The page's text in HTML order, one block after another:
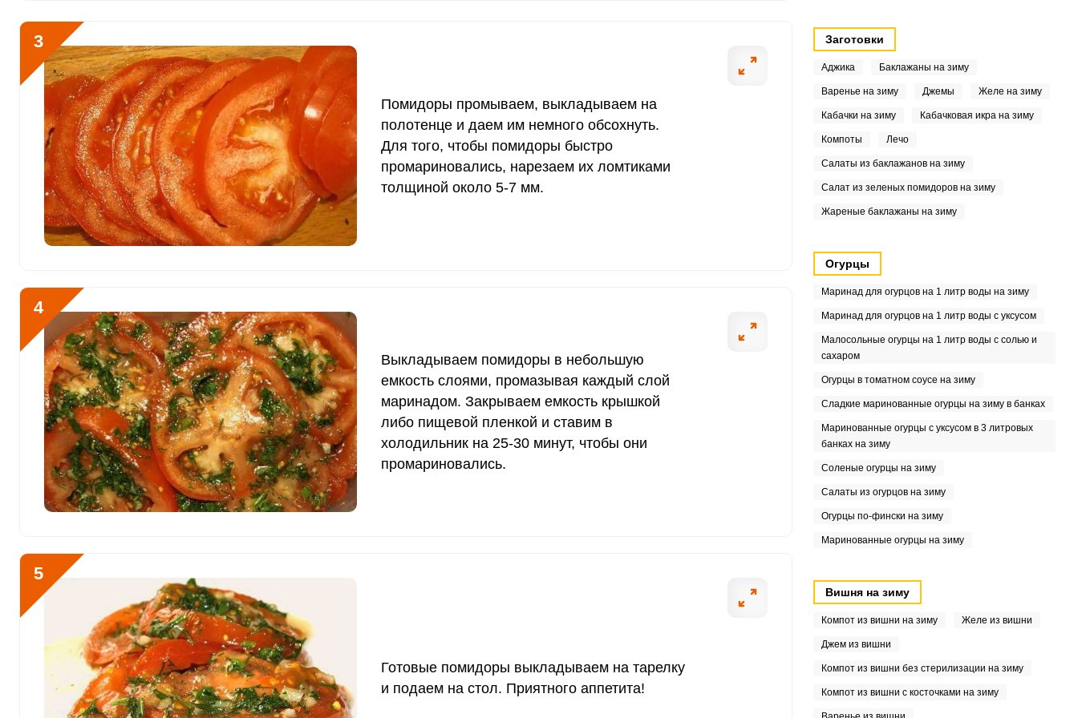
Железо 2.5 мг
Йод 7.9 мкг
Кобальт 5.1 мкг 10 мкг 10.1
Литий 78.4 мкг 70 мкг
Марганец 0.4 мкг 2 мкг
Медь 302.7 мкг
Рубидий
Селен 2.5 мкг
Фтор 64.2 мкг 4000 мкг 0.3
Хром 0.5 мкг 50 мкг 0.2
Цинк 0.9 мг 12 мг 1.5
Бор 675 мкг 1200 мкг
Ванадий 15 мкг
3
Помидоры промываем, выкладываем на
полотенце и даем им немного обсохнуть.
Для того, чтобы помидоры быстро
промариновались, нарезаем их ломтиками
толщиной около 5-7 мм.
4
Выкладываем помидоры в небольшую
емкость слоями, промазывая каждый слой
маринадом. Закрываем емкость крышкой
либо пищевой пленкой и ставим в
холодильник на 25-30 минут, чтобы они
промариновались.
5
Готовые помидоры выкладываем на тарелку
и подаем на стол. Приятного аппетита!
Заготовки
Аджика Баклажаны на зиму
Варенье на зиму Джемы Желе на зиму
Кабачки на зиму Кабачковая икра на зиму
Компоты Лечо
Салаты из баклажанов на зиму
Салат из зеленых помидоров на зиму
Жареные баклажаны на зиму
Огурцы
Маринад для огурцов на 1 литр воды на зиму
Маринад для огурцов на 1 литр воды с уксусом
Малосольные огурцы на 1 литр воды с солью и
сахаром
Огурцы в томатном соусе на зиму
Сладкие маринованные огурцы на зиму в банках
Маринованные огурцы с уксусом в 3 литровых
банках на зиму
Соленые огурцы на зиму
Салаты из огурцов на зиму
Огурцы по-фински на зиму
Маринованные огурцы на зиму
Вишня на зиму
Компот из вишни на зиму Желе из вишни
Джем из вишни
Компот из вишни без стерилизации на зиму
Компот из вишни с косточками на зиму